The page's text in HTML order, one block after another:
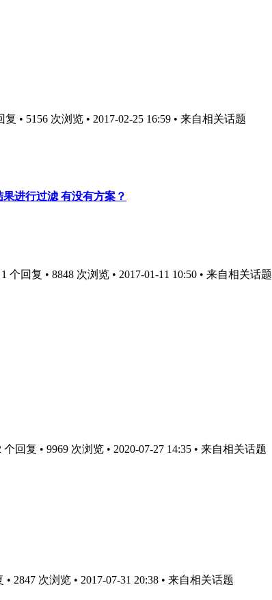
• 5156 次浏览 • 2017-02-25 16:59 • 来自相关话题
进行过滤 有没有方案？
个回复 • 8848 次浏览 • 2017-01-11 10:50 • 来自相关话题
回复 • 9969 次浏览 • 2020-07-27 14:35 • 来自相关话题
2847 次浏览 • 2017-07-31 20:38 • 来自相关话题